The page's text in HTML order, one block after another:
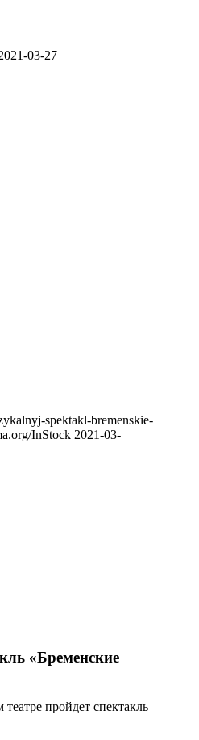
03-27
spektakl-bremenskie-
InStock 2021-03-
«Бременские
пройдет спектакль